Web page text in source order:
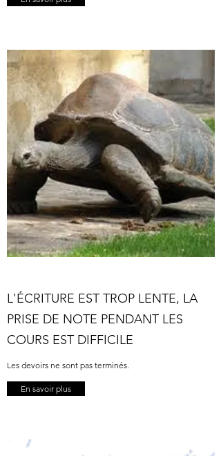
L'ÉCRITURE EST TROP LENTE, LA
PRISE DE NOTE PENDANT LES
COURS EST DIFFICILE
Les devoirs ne sont pas terminés.
En savoir plus